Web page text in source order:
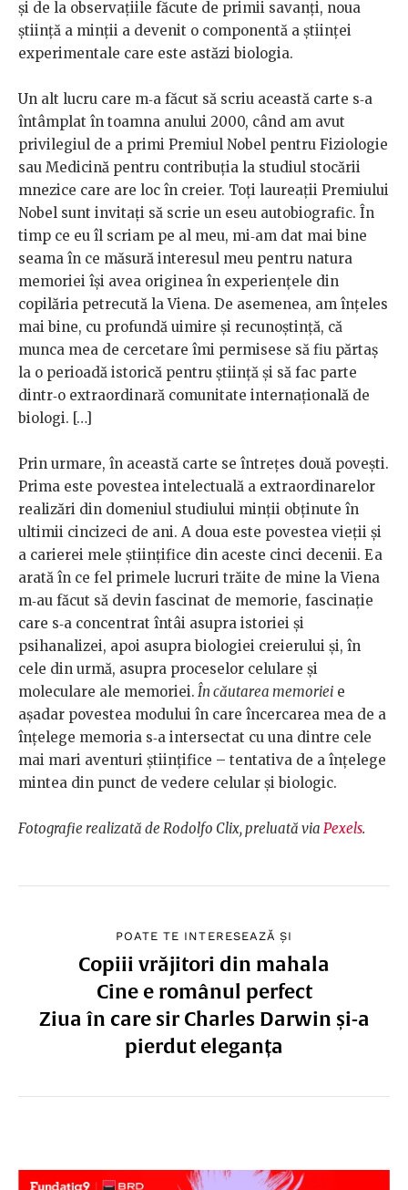
și de la observațiile făcute de primii savanți, noua
știință a minții a devenit o componentă a științei
experimentale care este astăzi biologia.
Un alt lucru care m‑a făcut să scriu această carte s‑a
întâmplat în toamna anului 2000, când am avut
privilegiul de a primi Premiul Nobel pentru Fiziologie
sau Medicină pentru contribuția la studiul stocării
mnezice care are loc în creier. Toți laureații Premiului
Nobel sunt invitați să scrie un eseu autobiografic. În
timp ce eu îl scriam pe al meu, mi‑am dat mai bine
seama în ce măsură interesul meu pentru natura
memoriei își avea originea în experiențele din
copilăria petrecută la Viena. De asemenea, am înțeles
mai bine, cu profundă uimire și recunoștință, că
munca mea de cercetare îmi permisese să fiu părtaș
la o perioadă istorică pentru știință și să fac parte
dintr‑o extraordinară comunitate internațională de
biologi. […]
Prin urmare, în această carte se întrețes două povești.
Prima este povestea intelectuală a extraordinarelor
realizări din domeniul studiului minții obținute în
ultimii cincizeci de ani. A doua este povestea vieții și
a carierei mele științifice din aceste cinci decenii. Ea
arată în ce fel primele lucruri trăite de mine la Viena
m‑au făcut să devin fascinat de memorie, fascinație
care s‑a concentrat întâi asupra istoriei și
psihanalizei, apoi asupra biologiei creierului și, în
cele din urmă, asupra proceselor celulare și
moleculare ale memoriei. În căutarea memoriei e
așadar povestea modului în care încercarea mea de a
înțelege memoria s‑a intersectat cu una dintre cele
mai mari aventuri științifice – tentativa de a înțelege
mintea din punct de vedere celular și biologic.
Fotografie realizată de Rodolfo Clix, preluată via Pexels.
POATE TE INTERESEAZĂ ȘI
Copiii vrăjitori din mahala
Cine e românul perfect
Ziua în care sir Charles Darwin și-a
pierdut eleganța